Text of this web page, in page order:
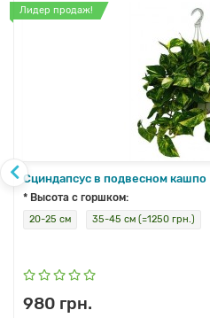
Лидер продаж!
Сциндапсус в подвесном кашпо
* Высота с горшком:
20-25 см 35-45 см (=1250 грн.)
980 грн.